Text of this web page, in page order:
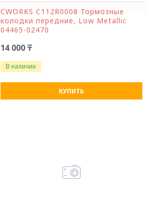
CWORKS C112R0008 Тормозные
колодки передние, Low Metallic
04465-02470
14 000 ₸
В наличии
КУПИТЬ